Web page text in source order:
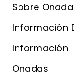
Sobre
Información
Información
Onadas